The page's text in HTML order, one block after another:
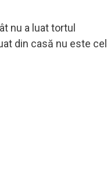
nu a luat tortul
din casă nu este cel